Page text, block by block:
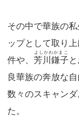
その中で華族の
ップとして取り上
件や、 芳川鎌子
よしかわかまこ
良華族の奔放な
数々のスキャン
た。